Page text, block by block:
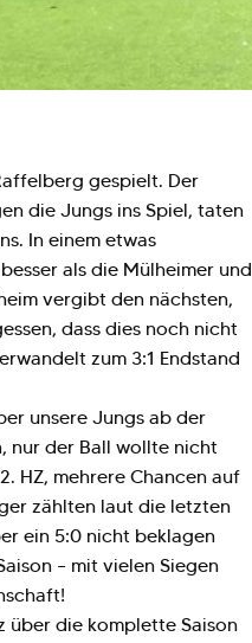
gespielt. Der
die Jungs ins Spiel, taten
In einem etwas
als die Mülheimer und
vergibt den nächsten,
dass dies noch nicht
zum 3:1 Endstand
unsere Jungs ab der
nur der Ball wollte nicht
HZ, mehrere Chancen auf
zählten laut die letzten
ein 5:0 nicht beklagen
– mit vielen Siegen
über die komplette Saison